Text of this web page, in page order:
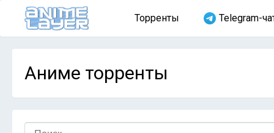
Торренты Telegram-
Аниме торренты